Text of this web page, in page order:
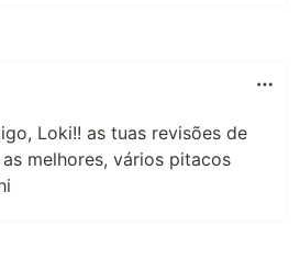
Loki!! as tuas revisões de
as melhores, vários pitacos